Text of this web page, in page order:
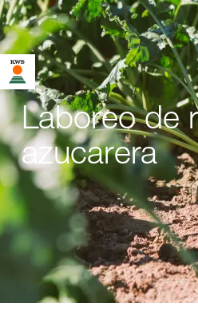
Laboreo de
azucarera